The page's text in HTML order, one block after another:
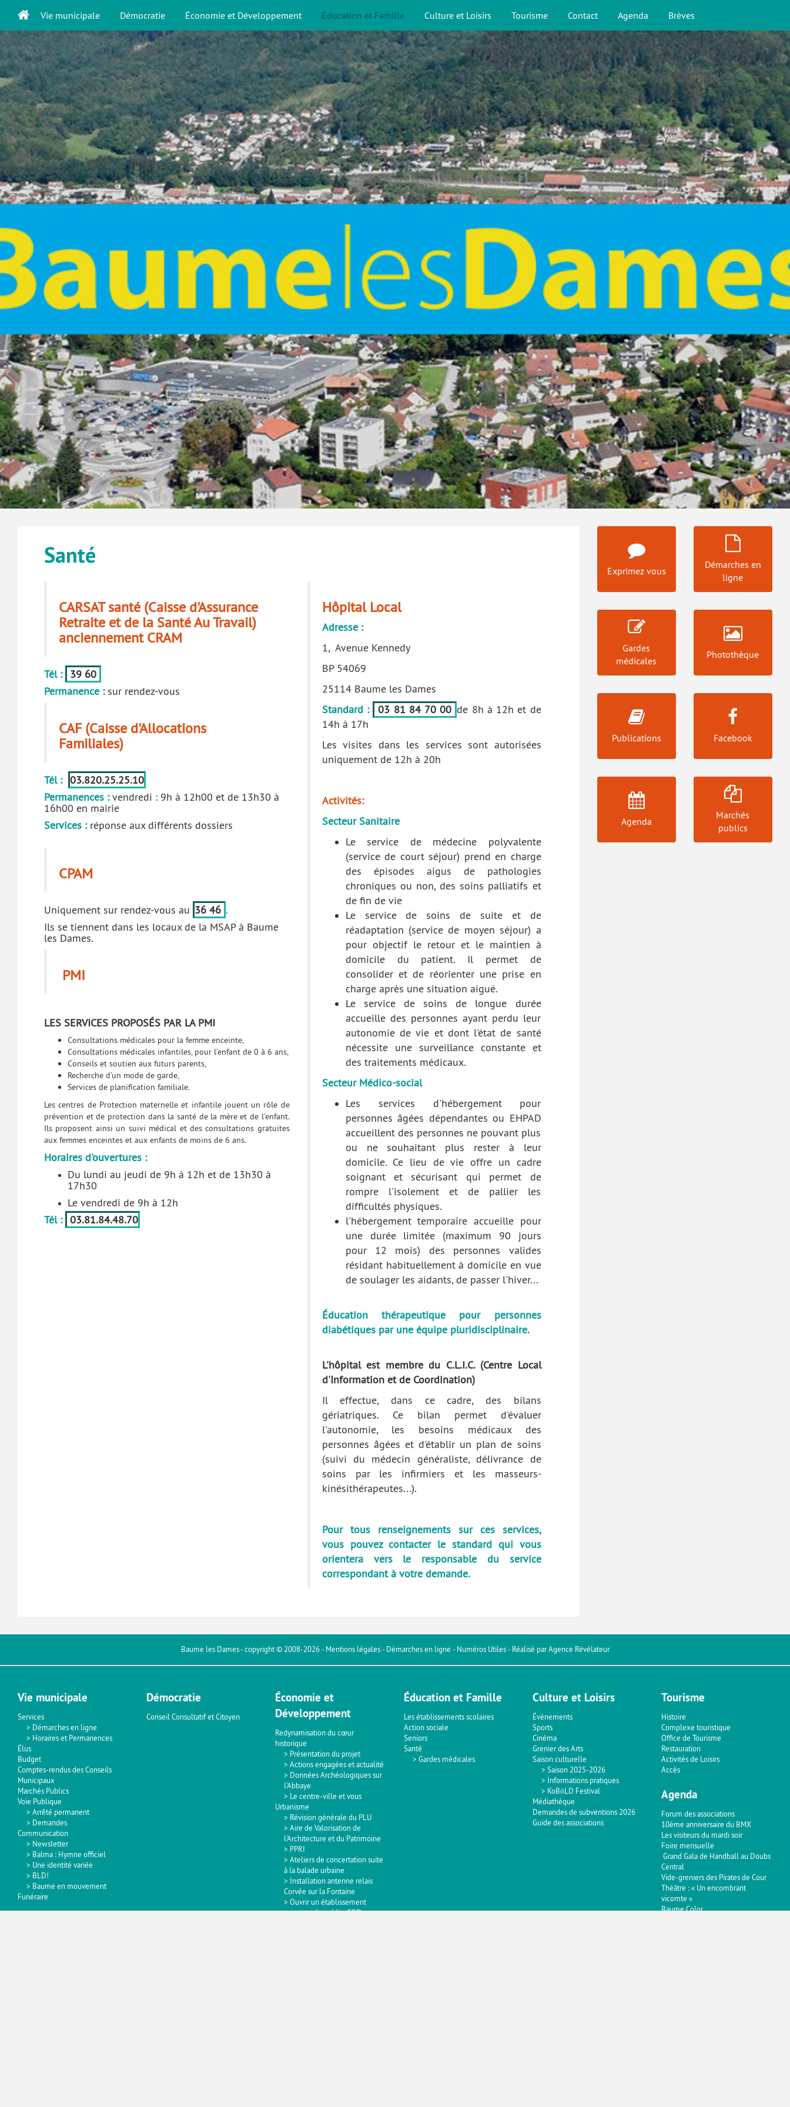
Vie municipale Démocratie Économie et Développement Éducation et Famille Culture et Loisirs Tourisme Contact Agenda Brèves
Santé
CARSAT santé (Caisse d'Assurance
Retraite et de la Santé Au Travail)
anciennement CRAM
Tél :
39 60
Permanence :sur rendez-vous
CAF (Caisse d'Allocations
Familiales)
Tél : 03.820.25.25.10
Permanences :vendredi : 9h à 12h00 et de 13h30 à
16h00 en mairie
Services :réponse aux différents dossiers
CPAM
Uniquement sur rendez-vous au 36 46 .
Ils se tiennent dans les locaux de la MSAP à Baume
les Dames.
PMI
LES SERVICES PROPOSÉS PAR LA PMI
Consultations médicales pour la femme enceinte,
Consultations médicales infantiles, pour l’enfant de 0 à 6 ans,
Conseils et soutien aux futurs parents,
Recherche d’un mode de garde,
Services de planification familiale.
Les centres de Protection maternelle et infantile jouent un rôle de
prévention et de protection dans la santé de la mère et de l’enfant.
Ils proposent ainsi un suivi médical et des consultations gratuites
aux femmes enceintes et aux enfants de moins de 6 ans.
Horaires d'ouvertures :
Du lundi au jeudi de 9h à 12h et de 13h30 à
17h30
Le vendredi de 9h à 12h
Tél : 03.81.84.48.70
Hôpital Local
Adresse :
1, Avenue Kennedy
BP 54069
25114 Baume les Dames
Standard :
03 81 84 70 00 de 8h à 12h et de
14h à 17h
Les visites dans les services sont autorisées
uniquement de 12h à 20h
Activités:
Secteur Sanitaire
Le service de médecine polyvalente
(service de court séjour) prend en charge
des épisodes aigus de pathologies
chroniques ou non, des soins palliatifs et
de fin de vie
Le service de soins de suite et de
réadaptation (service de moyen séjour) a
pour objectif le retour et le maintien à
domicile du patient. Il permet de
consolider et de réorienter une prise en
charge après une situation aiguë.
Le service de soins de longue durée
accueille des personnes ayant perdu leur
autonomie de vie et dont l'état de santé
nécessite une surveillance constante et
des traitements médicaux.
Secteur Médico-social
Les services d'hébergement pour
personnes âgées dépendantes ou EHPAD
accueillent des personnes ne pouvant plus
ou ne souhaitant plus rester à leur
domicile. Ce lieu de vie offre un cadre
soignant et sécurisant qui permet de
rompre l'isolement et de pallier les
difficultés physiques.
l'hébergement temporaire accueille pour
une durée limitée (maximum 90 jours
pour 12 mois) des personnes valides
résidant habituellement à domicile en vue
de soulager les aidants, de passer l'hiver...
Éducation thérapeutique pour personnes
diabétiques par une équipe pluridisciplinaire.
L'hôpital est membre du C.L.I.C. (Centre Local
d'Information et de Coordination)
Il effectue, dans ce cadre, des bilans
gériatriques. Ce bilan permet d'évaluer
l'autonomie, les besoins médicaux des
personnes âgées et d'établir un plan de soins
(suivi du médecin généraliste, délivrance de
soins par les infirmiers et les masseurs-
kinésithérapeutes...).
Pour tous renseignements sur ces services,
vous pouvez contacter le standard qui vous
orientera vers le responsable du service
correspondant à votre demande.
Exprimez vous
Démarches en
ligne
Gardes
médicales
Photothèque
Publications Facebook
Agenda
Marchés
publics
Baume les Dames - copyright © 2008-2026 - Mentions légales - Démarches en ligne - Numéros Utiles - Réalisé parAgence Révélateur
Vie municipale
Services
Démarches en ligne
Horaires et Permanences
Élus
Budget
Comptes-rendus des Conseils
Municipaux
Marchés Publics
Voie Publique
Arrêté permanent
Demandes
Communication
Newsletter
Balma : Hymne officiel
Une identité variée
BLD!
Baume en mouvement
Funéraire
Démocratie
Conseil Consultatif et Citoyen
Économie et
Développement
Redynamisation du cœur
historique
Présentation du projet
Actions engagées et actualité
Données Archéologiques sur
l'Abbaye
Le centre-ville et vous
Urbanisme
Révision générale du PLU
Aire de Valorisation de
l'Architecture et du Patrimoine
PPRI
Ateliers de concertation suite
à la balade urbaine
Installation antenne relais
Corvée sur la Fontaine
Ouvrir un établissement
recevant du public (ERP)
Éducation et Famille
Les établissements scolaires
Action sociale
Seniors
Santé
Gardes médicales
Culture et Loisirs
Évènements
Sports
Cinéma
Grenier des Arts
Saison culturelle
Saison 2025-2026
Informations pratiques
KoBōLD Festival
Médiathèque
Demandes de subventions 2026
Guide des associations
Tourisme
Histoire
Complexe touristique
Office de Tourisme
Restauration
Activités de Loisirs
Accès
Agenda
Forum des associations
10ème anniversaire du BMX
Les visiteurs du mardi soir
Foire mensuelle
‍ Grand Gala de Handball au Doubs
Central
Vide-greniers des Pirates de Cour
Théâtre : « Un encombrant
vicomte »
Baume Color